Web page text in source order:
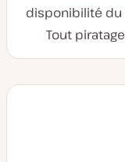
disponibilité
Tout